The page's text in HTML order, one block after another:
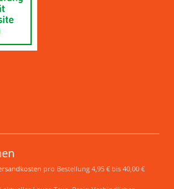
pro Bestellung 4,95 € bis 40,00 €